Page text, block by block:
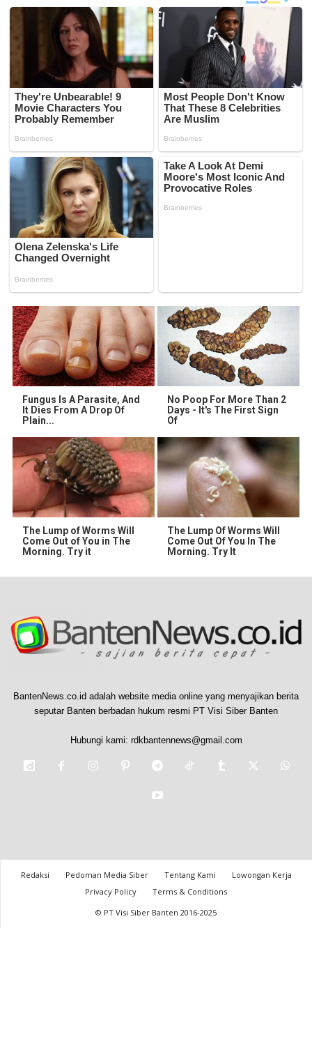
Fungus Is A Parasite, And
It Dies From A Drop Of
Plain...
No Poop For More Than 2
Days - It's The First Sign
Of
The Lump of Worms Will
Come Out of You in The
Morning. Try it
The Lump Of Worms Will
Come Out Of You In The
Morning. Try It
BantenNews.co.id adalah website media online yang menyajikan berita
seputar Banten berbadan hukum resmi PT Visi Siber Banten
Hubungi kami: rdkbantennews@gmail.com
Redaksi Pedoman Media Siber Tentang Kami
Lowongan Kerja
Privacy Policy
Terms & Conditions
© PT Visi Siber Banten 2016-2025